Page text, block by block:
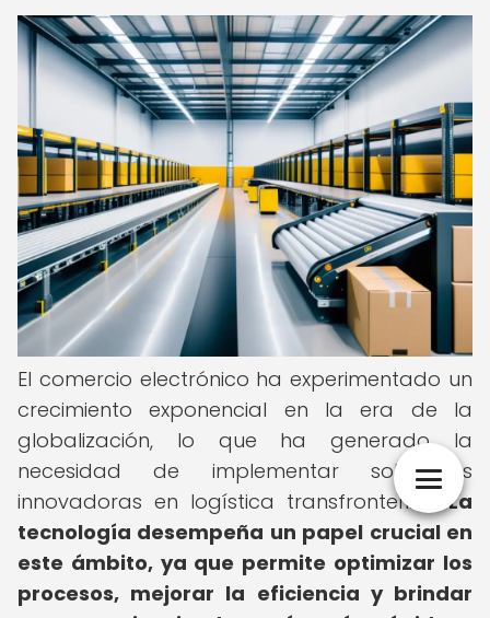
El comercio electrónico ha experimentado un
crecimiento exponencial en la era de la
globalización, lo que ha generado la
necesidad de implementar soluciones
innovadoras en logística transfronteriza.La
tecnología desempeña un papel crucial en
este ámbito, ya que permite optimizar los
procesos, mejorar la eficiencia y brindar